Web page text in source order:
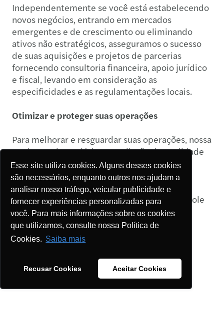
Esse site utiliza cookies. Alguns desses cookies
são necessários, enquanto outros nos ajudam a
analisar nosso tráfego, veicular publicidade e
fornecer experiências personalizadas para
você. Para mais informações sobre os cookies
que utilizamos, consulte nossa Política de
Cookies. Saiba mais
Recusar Cookies Aceitar Cookies
Independentemente se você está estabelecendo
novos negócios, entrando em mercados
emergentes e de crescimento ou eliminando
ativos não estratégicos, asseguramos o sucesso
de suas aquisições e projetos de parcerias
fornecendo consultoria financeira, apoio jurídico
e fiscal, levando em consideração as
especificidades e as regulamentações locais.
Otimizar e proteger suas operações
Para melhorar e resguardar suas operações, nossa
equipe pode apoiá-lo na avaliação da qualidade
de fornecedores e na auditoria de terceiros.
Podemos ajudá-lo a revisar obrigações
contratuais, monitorar seus franqueados por
meio de auditoria das lojas e reforçar o controle
sobre suas redes de distribuição enquanto a
fraude é evitada.